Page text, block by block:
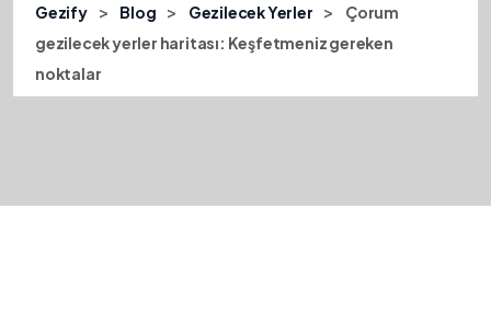
Gezify > Blog > Gezilecek Yerler >
Çorum
gezilecek yerler haritası: Keşfetmeniz gereken
noktalar